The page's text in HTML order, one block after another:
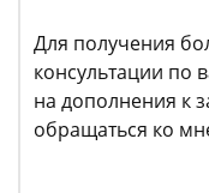
Для получения
консультации по
на дополнения к
обращаться ко